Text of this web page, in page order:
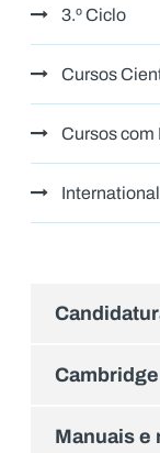
3.º Ciclo
Cursos
Cursos
Cambridge
Manuais